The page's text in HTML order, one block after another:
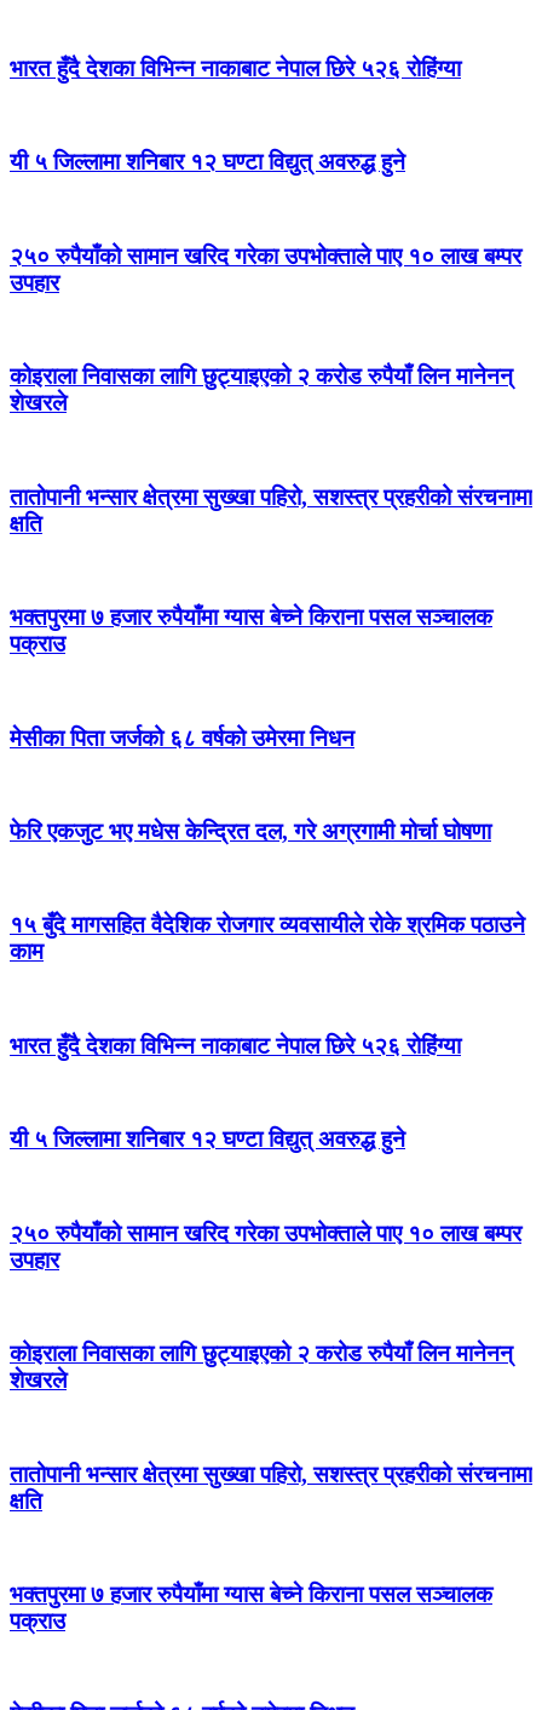
भारत हुँदै देशका विभिन्न नाकाबाट नेपाल छिरे ५२६ रोहिंग्या
यी ५ जिल्लामा शनिबार १२ घण्टा विद्युत् अवरुद्ध हुने
२५० रुपैयाँको सामान खरिद गरेका उपभोक्ताले पाए १० लाख बम्पर
उपहार
कोइराला निवासका लागि छुट्याइएको २ करोड रुपैयाँ लिन मानेनन्
शेखरले
तातोपानी भन्सार क्षेत्रमा सुख्खा पहिरो, सशस्त्र प्रहरीको संरचनामा
क्षति
भक्तपुरमा ७ हजार रुपैयाँमा ग्यास बेच्ने किराना पसल सञ्चालक
पक्राउ
मेसीका पिता जर्जको ६८ वर्षको उमेरमा निधन
फेरि एकजुट भए मधेस केन्द्रित दल, गरे अग्रगामी मोर्चा घोषणा
१५ बुँदे मागसहित वैदेशिक रोजगार व्यवसायीले रोके श्रमिक पठाउने
काम
भारत हुँदै देशका विभिन्न नाकाबाट नेपाल छिरे ५२६ रोहिंग्या
यी ५ जिल्लामा शनिबार १२ घण्टा विद्युत् अवरुद्ध हुने
२५० रुपैयाँको सामान खरिद गरेका उपभोक्ताले पाए १० लाख बम्पर
उपहार
कोइराला निवासका लागि छुट्याइएको २ करोड रुपैयाँ लिन मानेनन्
शेखरले
तातोपानी भन्सार क्षेत्रमा सुख्खा पहिरो, सशस्त्र प्रहरीको संरचनामा
क्षति
भक्तपुरमा ७ हजार रुपैयाँमा ग्यास बेच्ने किराना पसल सञ्चालक
पक्राउ